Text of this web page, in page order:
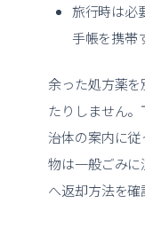
旅行時は必
手帳を携帯
余った処方薬
たりしません
治体の案内に
物は一般ごみ
へ返却方法を確